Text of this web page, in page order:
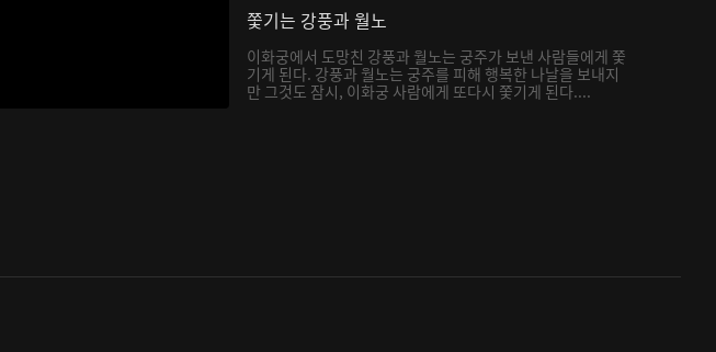
쫓기는 강풍과 월노
이화궁에서 도망친 강풍과 월노는 궁주가 보낸 사람들에게 쫓
기게 된다. 강풍과 월노는 궁주를 피해 행복한 나날을 보내지
만 그것도 잠시, 이화궁 사람에게 또다시 쫓기게 된다....